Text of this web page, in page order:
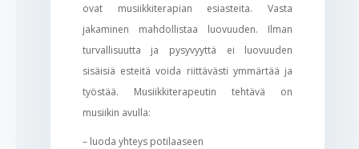
ovat musiikkiterapian esiasteita. Vasta
jakaminen mahdollistaa luovuuden. Ilman
turvallisuutta ja pysyvyyttä ei luovuuden
sisäisiä esteitä voida riittävästi ymmärtää ja
työstää. Musiikkiterapeutin tehtävä on
musiikin avulla:
– luoda yhteys potilaaseen